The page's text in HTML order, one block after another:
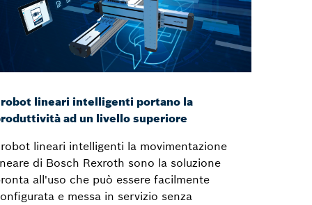
lineari intelligenti portano la
ad un livello superiore
lineari intelligenti la movimentazione
di Bosch Rexroth sono la soluzione
all'uso che può essere facilmente
e messa in servizio senza